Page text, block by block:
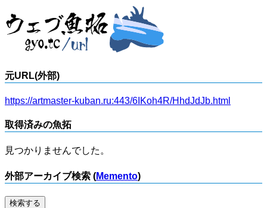
元URL(外部)
https://artmaster-kuban.ru:443/6IKoh4R/HhdJdJb.html
取得済みの魚拓
見つかりませんでした。
外部アーカイブ検索 (Memento)
検索する